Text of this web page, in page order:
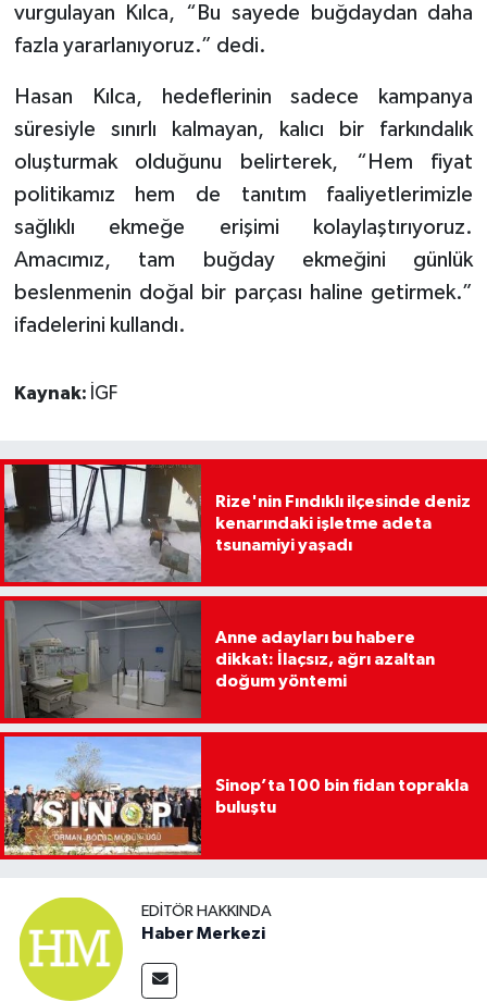
vurgulayan Kılca, “Bu sayede buğdaydan daha
fazla yararlanıyoruz.” dedi.
Hasan Kılca, hedeflerinin sadece kampanya
süresiyle sınırlı kalmayan, kalıcı bir farkındalık
oluşturmak olduğunu belirterek, “Hem fiyat
politikamız hem de tanıtım faaliyetlerimizle
sağlıklı ekmeğe erişimi kolaylaştırıyoruz.
Amacımız, tam buğday ekmeğini günlük
beslenmenin doğal bir parçası haline getirmek.”
ifadelerini kullandı.
Kaynak: İGF
Rize'nin Fındıklı ilçesinde deniz
kenarındaki işletme adeta
tsunamiyi yaşadı
Anne adayları bu habere
dikkat: İlaçsız, ağrı azaltan
doğum yöntemi
Sinop’ta 100 bin fidan toprakla
buluştu
EDITÖR HAKKINDA
Haber Merkezi